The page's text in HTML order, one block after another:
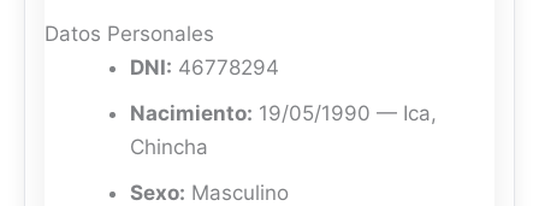
Datos Personales
DNI: 46778294
Nacimiento: 19/05/1990 — Ica,
Chincha
Sexo: Masculino